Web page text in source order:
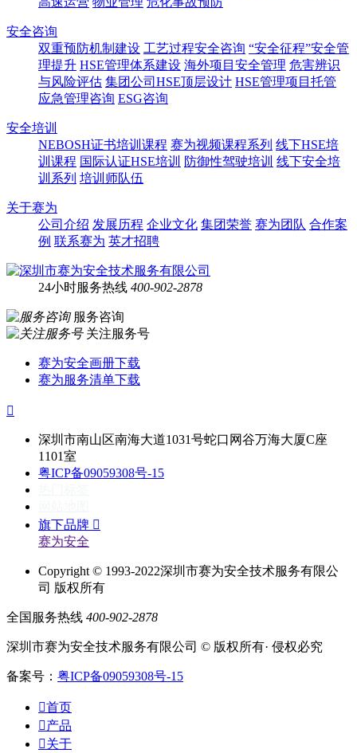
安全咨询
双重预防机制建设 工艺过程安全咨询 “安全征程”安全管
理提升 HSE管理体系建设 海外项目安全管理 危害辨识
与风险评估 集团公司HSE顶层设计 HSE管理项目托管
应急管理咨询 ESG咨询
安全培训
NEBOSH证书培训课程 赛为视频课程系列 线下HSE培
训课程 国际认证HSE培训 防御性驾驶培训 线下安全培
训系列 培训师队伍
关于赛为
公司介绍 发展历程 企业文化 集团荣誉 赛为团队 合作案
例 联系赛为 英才招聘
24小时服务热线 400-902-2878
服务咨询
关注服务号
赛为安全画册下载
赛为服务清单下载

深圳市南山区南海大道1031号蛇口网谷万海大厦C座
1101室
粤ICP备09059308号-15
旗下品牌 
赛为安全
Copyright © 1993-2022深圳市赛为安全技术服务有限公
司 版权所有
全国服务热线 400-902-2878
深圳市赛为安全技术服务有限公司 © 版权所有· 侵权必究
备案号： 粤ICP备09059308号-15
首页
产品
关于